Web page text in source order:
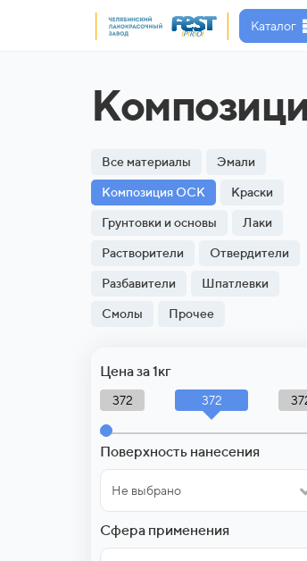
Каталог
Все материалы Эмали
Композиция ОСК Краски
Грунтовки и основы Лаки
Растворители Отвердители
Разбавители Шпатлевки
Смолы Прочее
Цена за 1кг
372 372
Поверхность нанесения
Не выбрано
Сфера применения